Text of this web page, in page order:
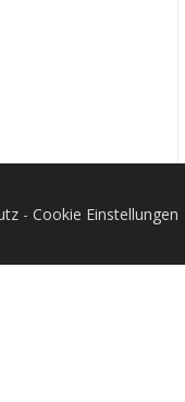
- Cookie Einstellungen